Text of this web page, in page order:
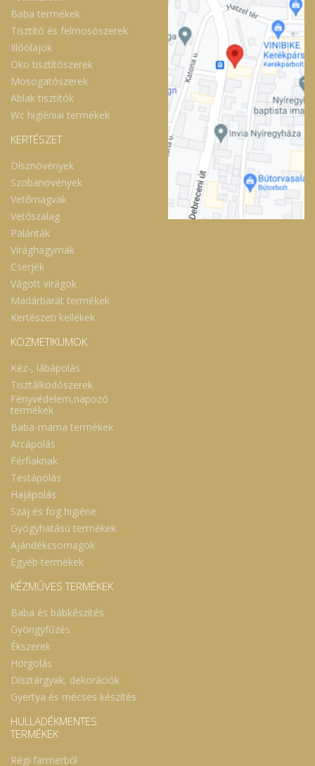
Baba termékek
Tisztító és felmosószerek
Illóolajok
Öko tisztítószerek
Mosogatószerek
Ablak tisztítók
Wc higiéniai termékek
KERTÉSZET
Dísznövények
Szobanövények
Vetőmagvak
Vetőszalag
Palánták
Virághagymák
Cserjék
Vágott virágok
Madárbarát termékek
Kertészeti kellékek
KOZMETIKUMOK
Kéz-, lábápolás
Tisztálkodószerek
Fényvédelem,napozó
termékek
Baba-mama termékek
Arcápolás
Férfiaknak
Testápolás
Hajápolás
Száj és fog higiéne
Gyógyhatású termékek
Ajándékcsomagok
Egyéb termékek
KÉZMŰVES TERMÉKEK
Baba és bábkészítés
Gyöngyfűzés
Ékszerek
Horgolás
Dísztárgyak, dekorációk
Gyertya és mécses készítés
HULLADÉKMENTES
TERMÉKEK
Régi farmerből